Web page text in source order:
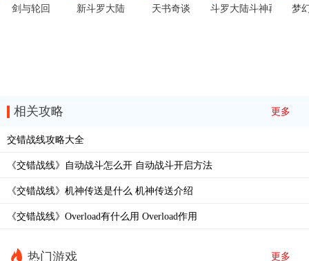
剑与轮回 新斗罗大陆 天书奇谈 斗罗大陆斗神再临 梦
相关攻略 更多
交错战线攻略大全
《交错战线》自动战斗怎么开 自动战斗开启方法
《交错战线》机神传送是什么 机神传送介绍
《交错战线》Overload有什么用 Overload作用
热门游戏 更多